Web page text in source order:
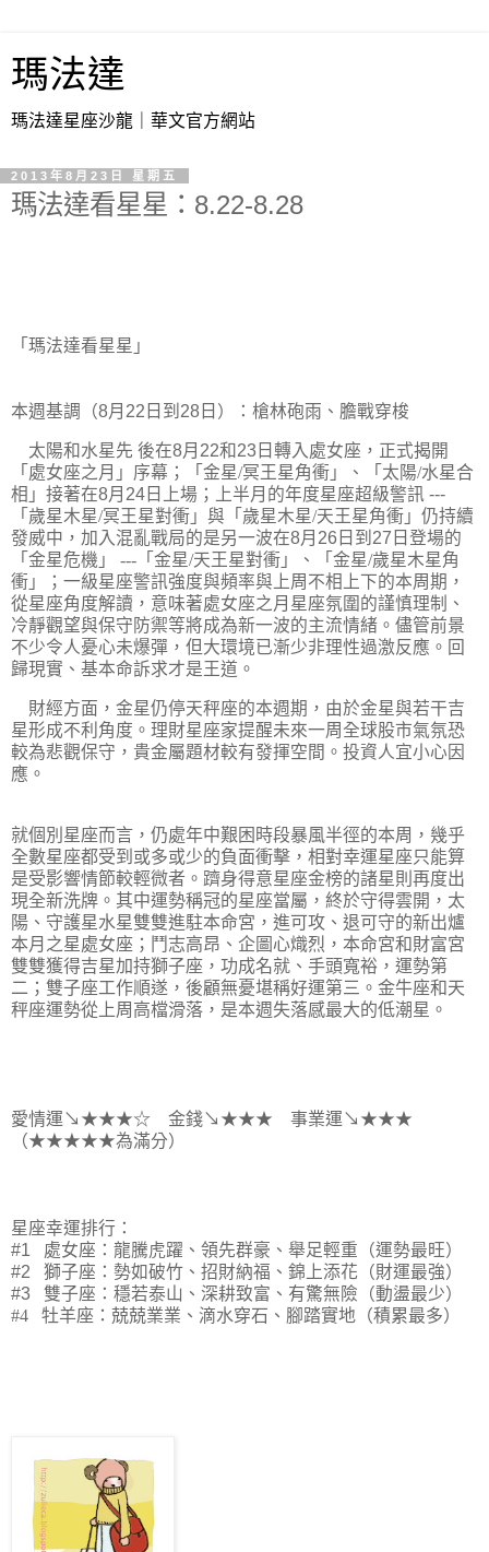
瑪法達
瑪法達星座沙龍｜華文官方網站
2013年8月23日 星期五
瑪法達看星星：8.22-8.28
「瑪法達看星星」
本週基調（8月 22 日到 28 日）：槍林砲雨、膽戰穿梭
太陽和水星先 後在8月 22和 23 日轉入處女座，正式揭開
「 處女座之月 」序幕 ； 「金星/冥王星角衝 」、「太陽/水星合
相 」接著在8月 24 日上場 ； 上半月的年度星座超級警訊 ---
「歲星木星/冥王星對衝 」與「歲星木星/天王星角衝 」仍持續
發威中，加入混亂戰局的是另一波在8月 26 日到 27 日登場的
「 金星危機 」 --- 「 金星/天王星對衝 」、「 金星/歲星木星角
衝 」； 一級星座警訊強度與頻率與上周不相上下的本周期，
從星座角度解讀，意味著處女座之月星座氛圍的謹慎理制、
冷靜觀望與保守防禦等將成為新一波的主流情緒。儘管前景
不少令人憂心未爆彈，但大環境已漸少非理性過激反應。回
歸現實、基本命訴求才是王道。
財經方面，金星仍停天秤座的本週期，由於金星與若干吉
星形成不利角度。理財星座家提醒未來一周全球股市氣氛恐
較為悲觀保守，貴金屬題材較有發揮空間。 投資人宜小心因
應。
就個別星座而言，仍處年中艱困時段暴風半徑的本周，幾乎
全數星座都受到或多或少的負面衝擊，相對幸運星座只能算
是受影響情節較輕微者。躋身得意星座金榜的諸星則再度出
現全新洗牌。其中運勢稱冠的星座當屬，終於守得雲開，太
陽、守護星水星雙雙進駐本命宮，進可攻、退可守的新出爐
本月之星處女座；鬥志高昂、企圖心熾烈，本命宮和財富宮
雙雙獲得吉星加持獅子座，功成名就、手頭寬裕，運勢第
二； 雙子座工作順遂，後顧無憂堪稱好運第三。金牛座和天
秤座運勢從上周高檔滑落，是本週失落感最大的低潮星。
愛情運↘ ★★★☆ 金錢↘ ★★★ 事業運↘ ★★★
（★★★★★為滿分）
星座幸運排行：
#1
處女座：龍騰虎躍、領先群豪、舉足輕重（運勢最旺）
#2
獅子座：勢如破竹、招財納福、錦上添花（財運最強）
#3
雙子座：穩若泰山、深耕致富、有驚無險（動盪最少）
#4 牡羊座：兢兢業業、滴水穿石、腳踏實地（積累最多）